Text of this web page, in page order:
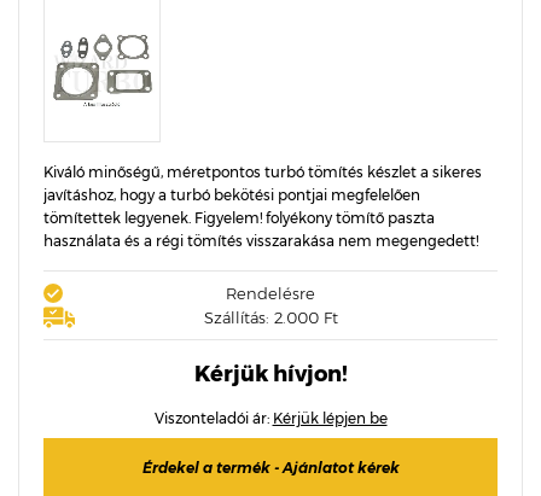
Kiváló minőségű, méretpontos turbó tömítés készlet a sikeres
javításhoz, hogy a turbó bekötési pontjai megfelelően
tömítettek legyenek. Figyelem! folyékony tömítő paszta
használata és a régi tömítés visszarakása nem megengedett!
Rendelésre
Szállítás: 2.000 Ft
Kérjük hívjon!
Viszonteladói ár: Kérjük lépjen be
Érdekel a termék - Ajánlatot kérek